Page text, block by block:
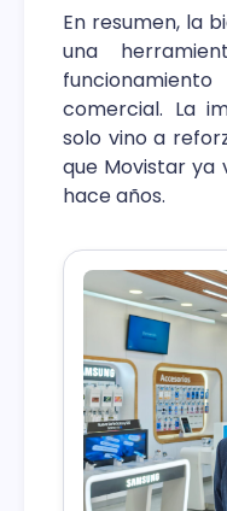
En resumen, la
una
comercial. La
solo vino a
que Movistar ya
hace años.